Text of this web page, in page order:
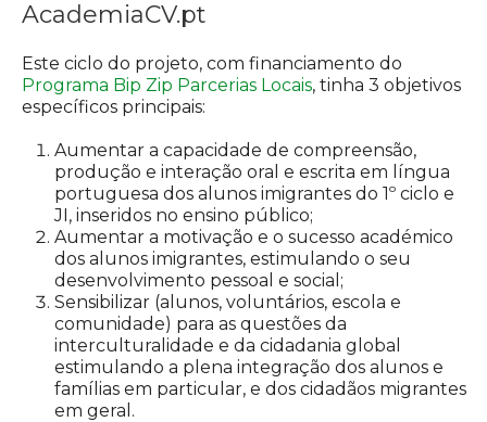
AcademiaCV.pt
Este ciclo do projeto, com financiamento do
Programa Bip Zip Parcerias Locais, tinha 3 objetivos
específicos principais:
Aumentar a capacidade de compreensão,
produção e interação oral e escrita em língua
portuguesa dos alunos imigrantes do 1º ciclo e
JI, inseridos no ensino público;
Aumentar a motivação e o sucesso académico
dos alunos imigrantes, estimulando o seu
desenvolvimento pessoal e social;
Sensibilizar (alunos, voluntários, escola e
comunidade) para as questões da
interculturalidade e da cidadania global
estimulando a plena integração dos alunos e
famílias em particular, e dos cidadãos migrantes
em geral.